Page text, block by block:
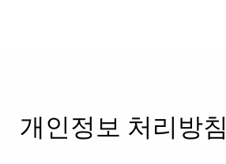
개인정보 처리방침